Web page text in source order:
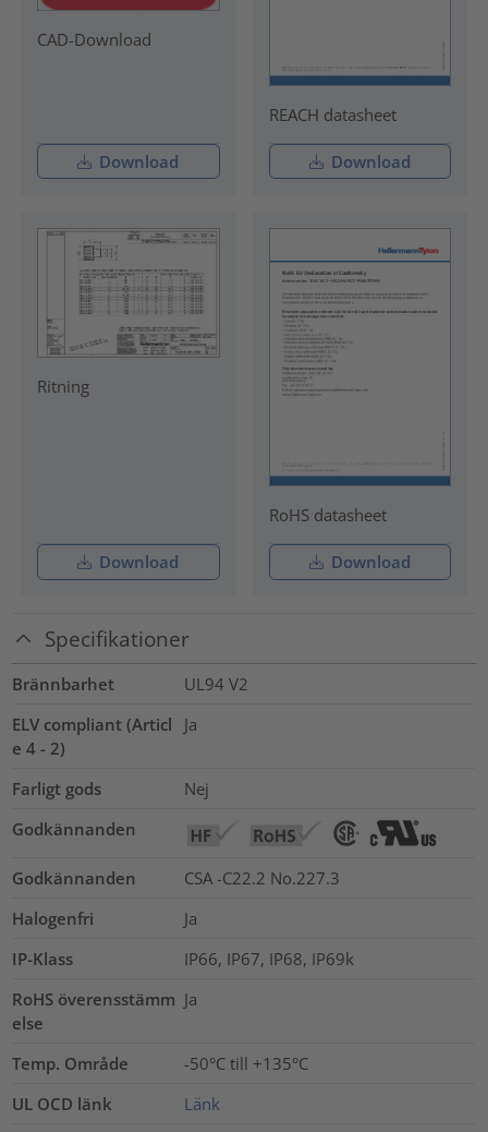
CAD-Download
Download
REACH datasheet
Download
Ritning
Download
RoHS datasheet
Download
Specifikationer
Brännbarhet
UL94 V2
ELV compliant (Articl
e 4 - 2)
Ja
Farligt gods
Nej
Godkännanden
Godkännanden
CSA -C22.2 No.227.3
Halogenfri
Ja
IP-Klass
IP66, IP67, IP68, IP69k
RoHS överensstämm
else
Ja
Temp. Område
-50°C till +135°C
UL OCD länk
Länk